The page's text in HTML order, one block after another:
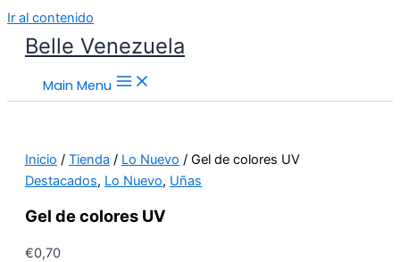
Ir al contenido
Belle Venezuela
Main Menu
Inicio / Tienda / Lo Nuevo / Gel de colores UV
Destacados, Lo Nuevo, Uñas
Gel de colores UV
€0,70